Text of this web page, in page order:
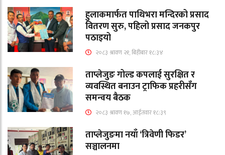
हुलाकमार्फत पाथिभरा मन्दिरको प्रसाद
वितरण सुरु, पहिलो प्रसाद जनकपुर
पठाइयो
२०८३ श्रावण २१, बिहीबार १८:३४
ताप्लेजुङ गोल्ड कपलाई सुरक्षित र
व्यवस्थित बनाउन ट्राफिक प्रहरीसँग
समन्वय बैठक
२०८३ श्रावण १७, आईतवार १८:३९
ताप्लेजुङमा नयाँ ‘त्रिवेणी फिडर’
सञ्चालनमा